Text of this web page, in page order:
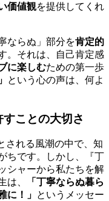
価値観を提供してくれ
ならぬ」部分を肯定的
。それは、自己肯定感
に楽しむための第一歩
という心の声は、何よ
ことの大切さ
される風潮の中で、知
ちです。しかし、『丁
シャーから私たちを解
は、
「丁寧ならぬ暮ら
に！」 というメッセー